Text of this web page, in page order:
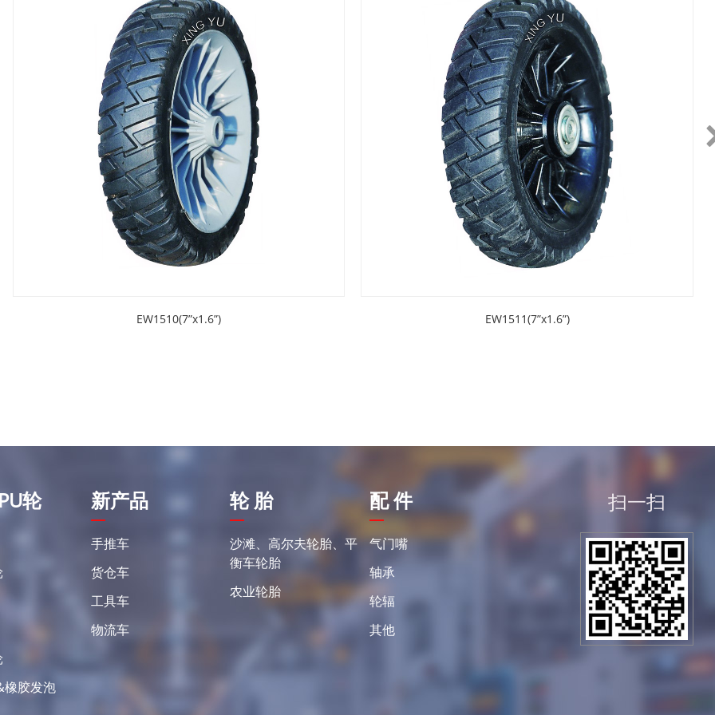
EW1510(7”x1.6”) EW1511(7”x1.6”)
扫一扫
轮
橡胶发泡
新产品
手推车
货仓车
工具车
物流车
轮 胎
沙滩、高尔夫轮胎、平
衡车轮胎
农业轮胎
配 件
气门嘴
轴承
轮辐
其他